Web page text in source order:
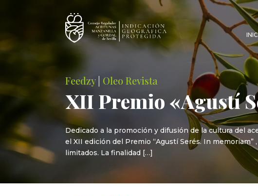
Feedzy| Oleo Revista
XII Premio «Agustí
Dedicado a la promoción y difusión de la cultura del
el XII edición del Premio “Agustí Serés. In
limitados. La finalidad […]